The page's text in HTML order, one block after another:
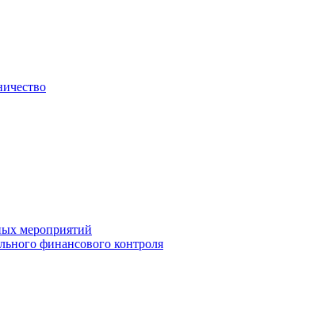
мероприятий
финансового контроля